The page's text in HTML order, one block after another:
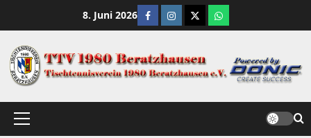
springen
8. Juni 2026 Facebook
Instagram
X WhatsApp
Primäres